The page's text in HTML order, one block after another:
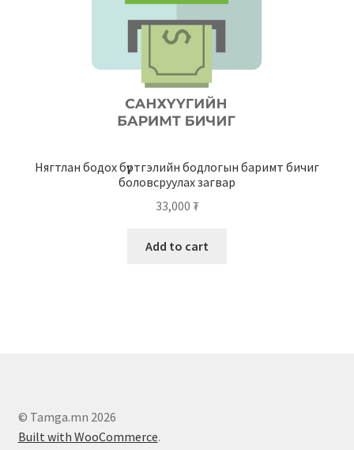
Нягтлан бодох бүртгэлийн бодлогын баримт бичиг
боловсруулах загвар
33,000 ₮
Add to cart
© Tamga.mn 2026
Built with WooCommerce.